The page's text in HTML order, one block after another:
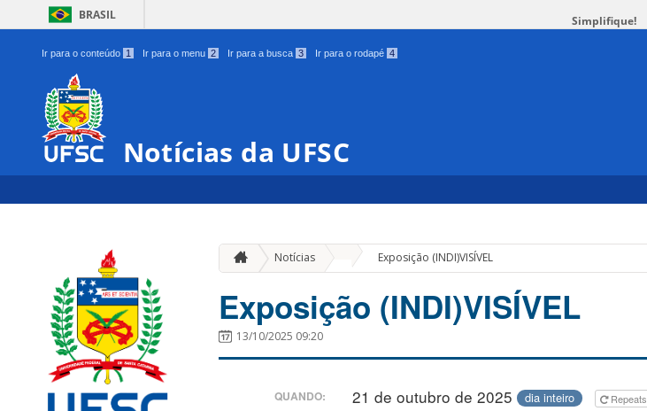
BRASIL Simplifique!
Ir para o conteúdo 1 Ir para o menu 2 Ir para a busca 3 Ir para o rodapé 4
Notícias da UFSC
Notícias Exposição (INDI)VISÍVEL
Exposição (INDI)VISÍVEL
13/10/2025 09:20
QUANDO: 21 de outubro de 2025 dia inteiro Repeats